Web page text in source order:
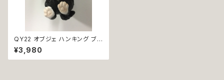
QY22 オブジェ ハンキング ブラ
ックキャット 猫 置物 インテリア
¥3,980